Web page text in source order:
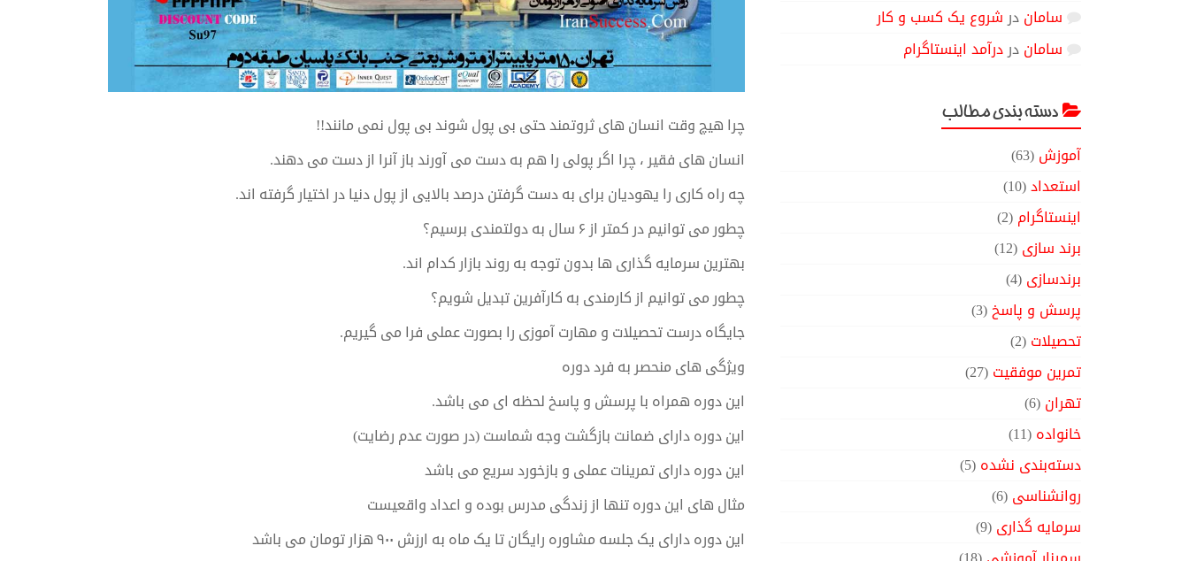
چرا هیچ وقت انسان های ثروتمند حتی بی پول شوند بی پول نمی مانند!!
انسان های فقیر ، چرا اگر پولی را هم به دست می آورند باز آنرا از دست می دهند.
چه راه کاری را یهودیان برای به دست گرفتن درصد بالایی از پول دنیا در اختیار گرفته اند.
چطور می توانیم در کمتر از ۶ سال به دولتمندی برسیم؟
بهترین سرمایه گذاری ها بدون توجه به روند بازار کدام اند.
چطور می توانیم از کارمندی به کارآفرین تبدیل شویم؟
جایگاه درست تحصیلات و مهارت آموزی را بصورت عملی فرا می گیریم.
ویژگی های منحصر به فرد دوره
این دوره همراه با پرسش و پاسخ لحظه ای می باشد.
این دوره دارای ضمانت بازگشت وجه شماست (در صورت عدم رضایت)
این دوره دارای تمرینات عملی و بازخورد سریع می باشد
مثال های این دوره تنها از زندگی مدرس بوده و اعداد واقعیست
این دوره دارای یک جلسه مشاوره رایگان تا یک ماه به ارزش ۹۰۰ هزار تومان می باشد
ساماندرشروع یک کسب و کار
ساماندردرآمد اینستاگرام
دسته بندی مطالب
آموزش(63)
استعداد(10)
اینستاگرام(2)
برند سازی(12)
برندسازی(4)
پرسش و پاسخ(3)
تحصیلات(2)
تمرین موفقیت(27)
تهران(6)
خانواده(11)
دسته‌بندی نشده(5)
روانشناسی(6)
سرمایه گذاری(9)